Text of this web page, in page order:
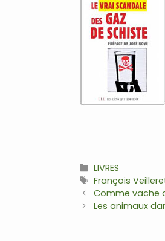
Catégories
LIVRES
Étiquettes
François
Navigation
des
Comme vache
Les animaux